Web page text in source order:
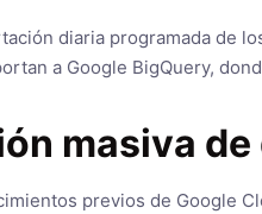
diaria programada
a Google BigQuery,
masiva de
previos de Google